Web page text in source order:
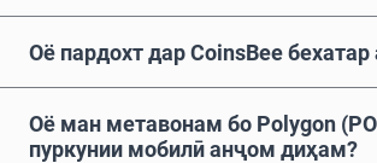
Оё пардохт дар CoinsBee бехатар
Оё ман метавонам бо Polygon
пуркунии мобилӣ анҷом диҳам?